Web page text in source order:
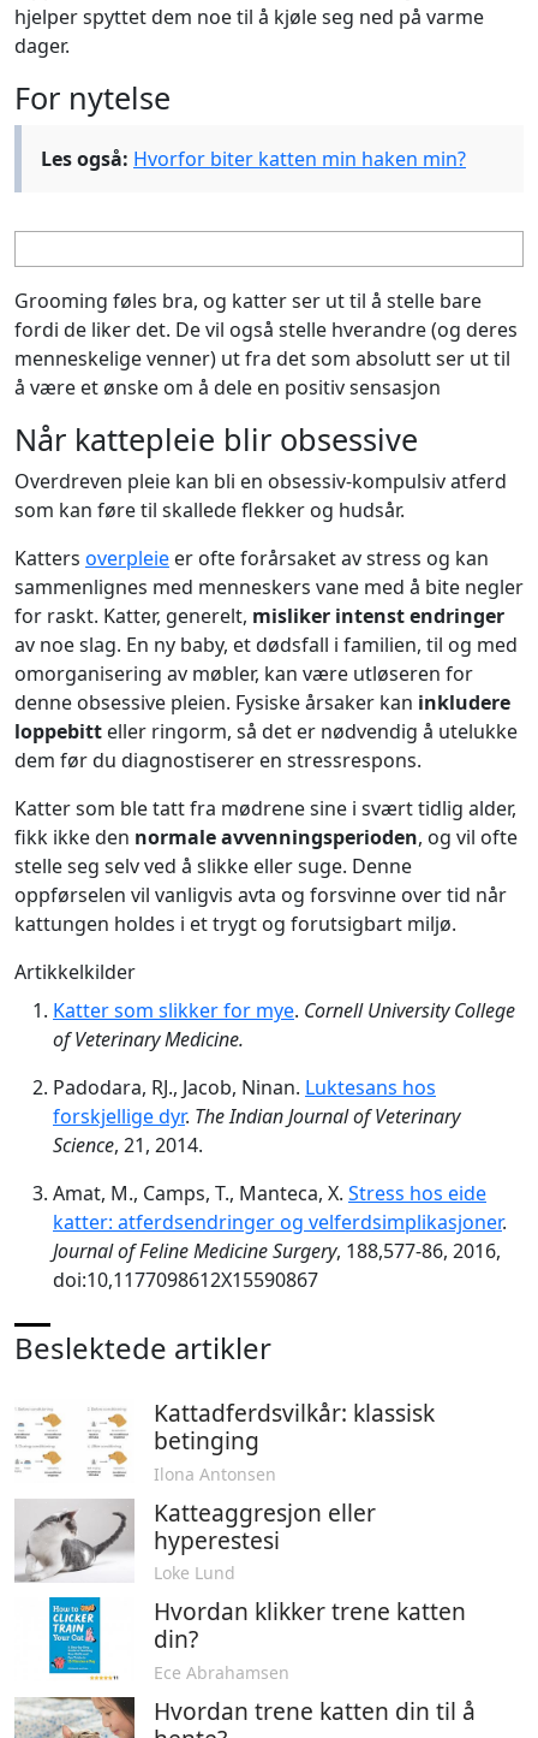
hjelper spyttet dem noe til å kjøle seg ned på varme
dager.
For nytelse
Les også: Hvorfor biter katten min haken min?
Grooming føles bra, og katter ser ut til å stelle bare
fordi de liker det. De vil også stelle hverandre (og deres
menneskelige venner) ut fra det som absolutt ser ut til
å være et ønske om å dele en positiv sensasjon
Når kattepleie blir obsessive
Overdreven pleie kan bli en obsessiv-kompulsiv atferd
som kan føre til skallede flekker og hudsår.
Katters overpleie er ofte forårsaket av stress og kan
sammenlignes med menneskers vane med å bite negler
for raskt. Katter, generelt, misliker intenst endringer
av noe slag. En ny baby, et dødsfall i familien, til og med
omorganisering av møbler, kan være utløseren for
denne obsessive pleien. Fysiske årsaker kan inkludere
loppebitt eller ringorm, så det er nødvendig å utelukke
dem før du diagnostiserer en stressrespons.
Katter som ble tatt fra mødrene sine i svært tidlig alder,
fikk ikke den normale avvenningsperioden, og vil ofte
stelle seg selv ved å slikke eller suge. Denne
oppførselen vil vanligvis avta og forsvinne over tid når
kattungen holdes i et trygt og forutsigbart miljø.
Artikkelkilder
Katter som slikker for mye. Cornell University College
of Veterinary Medicine.
Padodara, RJ., Jacob, Ninan. Luktesans hos
forskjellige dyr. The Indian Journal of Veterinary
Science, 21, 2014.
Amat, M., Camps, T., Manteca, X. Stress hos eide
katter: atferdsendringer og velferdsimplikasjoner.
Journal of Feline Medicine Surgery, 188,577-86, 2016,
doi:10,1177098612X15590867
Beslektede artikler
Kattadferdsvilkår: klassisk
betinging
Ilona Antonsen
Katteaggresjon eller
hyperestesi
Loke Lund
Hvordan klikker trene katten
din?
Ece Abrahamsen
Hvordan trene katten din til å